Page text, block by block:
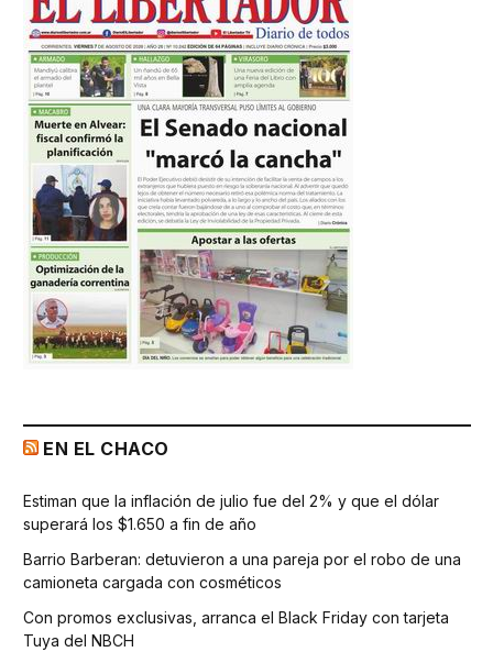
EN EL CHACO
Estiman que la inflación de julio fue del 2% y que el dólar
superará los $1.650 a fin de año
Barrio Barberan: detuvieron a una pareja por el robo de una
camioneta cargada con cosméticos
Con promos exclusivas, arranca el Black Friday con tarjeta
Tuya del NBCH